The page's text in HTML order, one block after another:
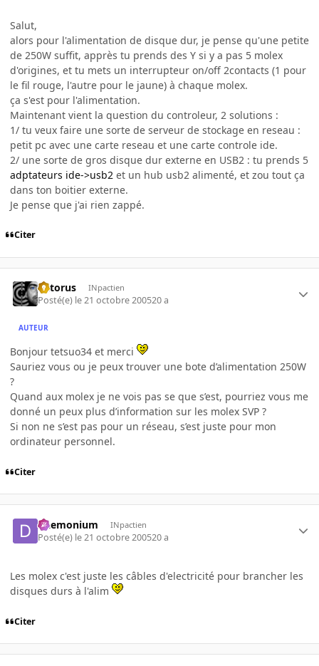
Salut,
alors pour l'alimentation de disque dur, je pense qu'une petite
de 250W suffit, apprès tu prends des Y si y a pas 5 molex
d'origines, et tu mets un interrupteur on/off 2contacts (1 pour
le fil rouge, l'autre pour le jaune) à chaque molex.
ça s'est pour l'alimentation.
Maintenant vient la question du controleur, 2 solutions :
1/ tu veux faire une sorte de serveur de stockage en reseau :
petit pc avec une carte reseau et une carte controle ide.
2/ une sorte de gros disque dur externe en USB2 : tu prends 5
adptateurs ide->usb2 et un hub usb2 alimenté, et zou tout ça
dans ton boitier externe.
Je pense que j'ai rien zappé.
Citer
Patorus INpactien
Posté(e) le 21 octobre 200520 a
AUTEUR
Bonjour tetsuo34 et merci
Sauriez vous ou je peux trouver une bote d’alimentation 250W
?
Quand aux molex je ne vois pas se que s’est, pourriez vous me
donné un peux plus d’information sur les molex SVP ?
Si non ne s’est pas pour un réseau, s’est juste pour mon
ordinateur personnel.
Citer
Daemonium INpactien
Posté(e) le 21 octobre 200520 a
Les molex c'est juste les câbles d'electricité pour brancher les
disques durs à l'alim
Citer